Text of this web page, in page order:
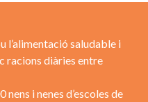
l’alimentació saludable i
racions diàries entre
i nenes d’escoles de